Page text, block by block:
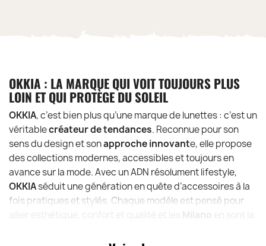
OKKIA : LA MARQUE QUI VOIT TOUJOURS PLUS
LOIN ET QUI PROTÈGE DU SOLEIL
OKKIA, c’est bien plus qu’une marque de lunettes : c’est un
véritablecréateur de tendances. Reconnue pour son
sens du design et sonapproche innovante, elle propose
des collections modernes, accessibles et toujours en
avance sur la mode. Avec un ADN résolument lifestyle,
OKKIAséduit une génération en quête d’accessoires à la
fois pratiques et stylés. Chaque modèle est pensé pour